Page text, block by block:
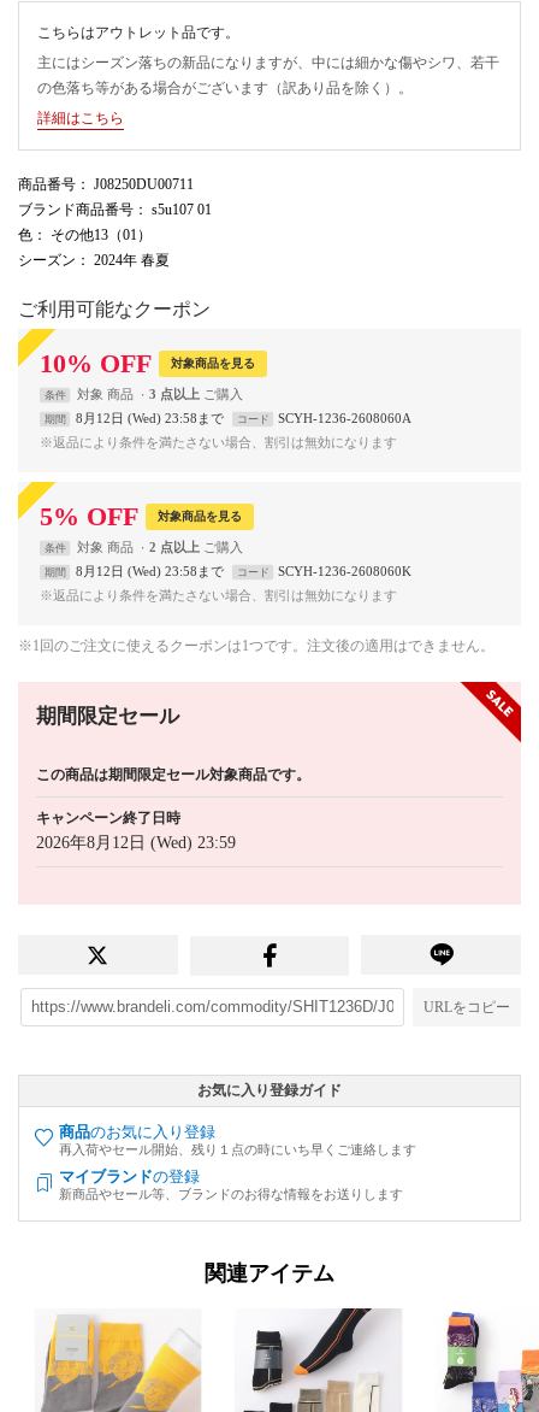
こちらはアウトレット品です。
主にはシーズン落ちの新品になりますが、中には細かな傷やシワ、若干
の色落ち等がある場合がございます（訳あり品を除く）。
詳細はこちら
商品番号 ： J08250DU00711
ブランド商品番号 ： s5u107 01
色 ： その他13（01）
シーズン ： 2024年 春夏
ご利用可能なクーポン
10% OFF 対象商品を見る
条件 対象 商品 3 点以上
期間 8月12日 (Wed) 23:58まで コード
SCYH-1236-2608060A
※返品により条件を満たさない場合、割引は無効になります
5% OFF 対象商品を見る
条件 対象 商品 2 点以上
期間 8月12日 (Wed) 23:58まで コード
SCYH-1236-2608060K
※返品により条件を満たさない場合、割引は無効になります
※1回のご注文に使えるクーポンは1つです。注文後の適用はできません。
期間限定セール
この商品は期間限定セール対象商品です。
キャンペーン終了日時
2026年8月12日 (Wed) 23:59
URLをコピー
お気に入り登録ガイド
商品のお気に入り登録
再入荷やセール開始、残り１点の時にいち早くご連絡します
マイブランドの登録
新商品やセール等、ブランドのお得な情報をお送りします
関連アイテム